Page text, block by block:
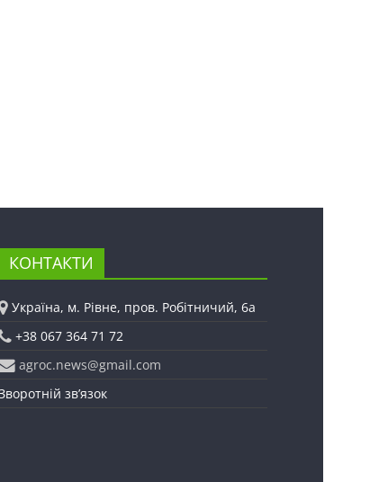
КОНТАКТИ
Україна, м. Рівне, пров. Робітничий, 6а
+38 067 364 71 72
agroc.news@gmail.com
зв’язок